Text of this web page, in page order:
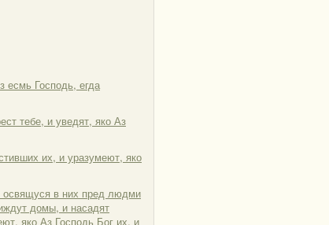
есмь Господь, егда
тебе, и уведят, яко Аз
их, и уразумеют, яко
освящуся в них пред людми
домы, и насадят
яко Аз Господь Бог их, и